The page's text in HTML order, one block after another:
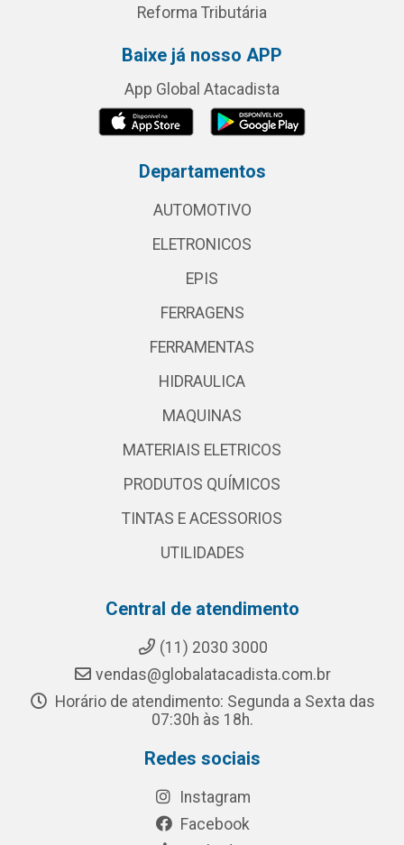
Reforma Tributária
Baixe já nosso APP
App Global Atacadista
Departamentos
AUTOMOTIVO
ELETRONICOS
EPIS
FERRAGENS
FERRAMENTAS
HIDRAULICA
MAQUINAS
MATERIAIS ELETRICOS
PRODUTOS QUÍMICOS
TINTAS E ACESSORIOS
UTILIDADES
Central de atendimento
(11) 2030 3000
vendas@globalatacadista.com.br
Horário de atendimento: Segunda a Sexta das
07:30h às 18h.
Redes sociais
Instagram
Facebook